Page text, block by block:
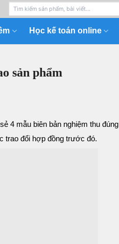
Học kế toán online
sản phẩm
4 mẫu biên bản nghiệm thu đúng
trao đổi hợp đồng trước đó.